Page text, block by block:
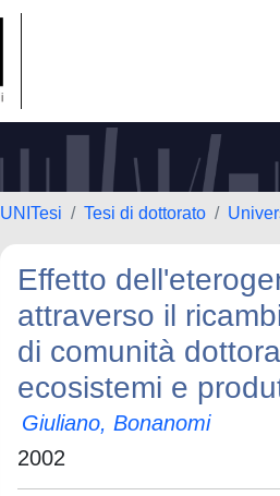
UNITesi Tesi di dottorato
Effetto
attraverso il
di comunità
ecosistemi e
Giuliano, Bonanomi
2002